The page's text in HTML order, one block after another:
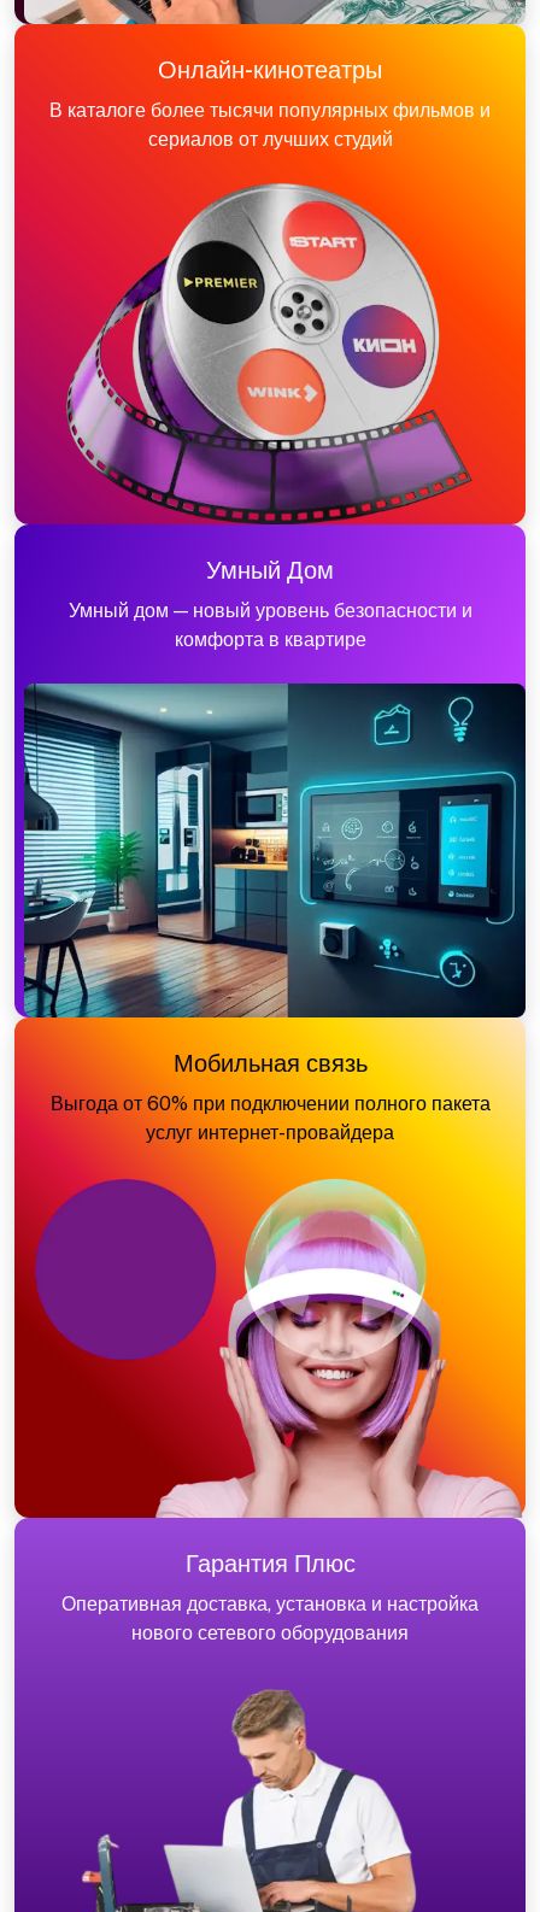
Онлайн-кинотеатры
В каталоге более тысячи популярных фильмов и
сериалов от лучших студий
Умный Дом
Умный дом — новый уровень безопасности и
комфорта в квартире
Мобильная связь
Выгода от 60% при подключении полного пакета
услуг интернет-провайдера
Гарантия Плюс
Оперативная доставка, установка и настройка
нового сетевого оборудования